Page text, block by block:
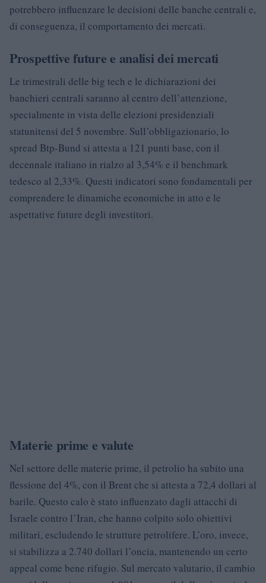
potrebbero influenzare le decisioni delle banche centrali e,
di conseguenza, il comportamento dei mercati.
Prospettive future e analisi dei mercati
Le trimestrali delle big tech e le dichiarazioni dei
banchieri centrali saranno al centro dell’attenzione,
specialmente in vista delle elezioni presidenziali
statunitensi del 5 novembre. Sull’obbligazionario, lo
spread Btp-Bund si attesta a 121 punti base, con il
decennale italiano in rialzo al 3,54% e il benchmark
tedesco al 2,33%. Questi indicatori sono fondamentali per
comprendere le dinamiche economiche in atto e le
aspettative future degli investitori.
Materie prime e valute
Nel settore delle materie prime, il petrolio ha subito una
flessione del 4%, con il Brent che si attesta a 72,4 dollari al
barile. Questo calo è stato influenzato dagli attacchi di
Israele contro l’Iran, che hanno colpito solo obiettivi
militari, escludendo le strutture petrolifere. L’oro, invece,
si stabilizza a 2.740 dollari l’oncia, mantenendo un certo
appeal come bene rifugio. Sul mercato valutario, il cambio